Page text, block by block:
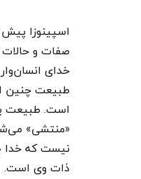
اسپینوزا
صفات و حالات
خدای
طبیعت چنین
«منتشی»
نیست که خدا
ذات وی است.